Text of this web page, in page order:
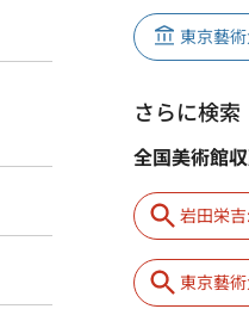
東京藝
さらに検索
全国美術館
岩田栄
東京藝